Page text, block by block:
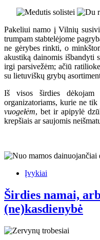
Pakeliui namo į Vilnių
trumpam stabtelėjome
ne gėrybes rinkti, o
akustiką dainomis išbandyti
irgi parsivežėm; ačiū
su lietuviškų grybų
Iš visos širdies dėkojam
organizatoriams, kurie ne
vuogełėm, bet ir apipylė
krepšiais ar saujomis
Įvykiai
Širdies namai,
(ne)kasdienybė